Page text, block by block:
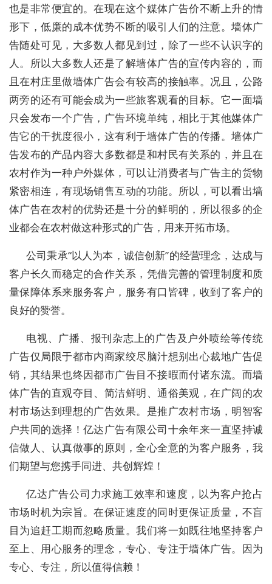
也是非常便宜的。在现在这个媒体广告价不断上升的情
形下，低廉的成本优势不断的吸引人们的注意。墙体广
告随处可见，大多数人都见到过，除了一些不认识字的
人。所以大多数人还是了解墙体广告的宣传内容的，而
且在村庄里做墙体广告会有较高的接触率。况且，公路
两旁的还有可能会成为一些旅客观看的目标。它一面墙
只会发布一个广告，广告环境单纯，相比于其他媒体广
告它的干扰度很小，这有利于墙体广告的传播。墙体广
告发布的产品内容大多数都是和村民有关系的，并且在
农村作为一种户外媒体，可以让消费者与广告主的货物
紧密相连，有现场销售互动的功能。所以，可以看出墙
体广告在农村的优势还是十分的鲜明的，所以很多的企
业都会在农村做这种形式的广告，用来开拓市场。
公司秉承“以人为本，诚信创新”的经营理念，达成与
客户长久而稳定的合作关系，凭借完善的管理制度和质
量保障体系来服务客户，服务有口皆碑，收到了客户的
良好的赞誉。
电视、广播、报刊杂志上的广告及户外喷绘等传统
广告仅局限于都市内商家绞尽脑汁想别出心裁地广告促
销，其结果也终因都市广告目不接暇而付诸东流。而墙
体广告的直观夺目、简洁鲜明、通俗美观，在广阔的农
村市场达到理想的广告效果。是推广农村市场，明智客
户共同的选择！亿达广告有限公司十余年来一直坚持诚
信做人、认真做事的原则，全心全意的为客户服务，我
们期望与您携手同进、共创辉煌！
亿达广告公司力求施工效率和速度，以为客户抢占
市场时机为宗旨。在保证速度的同时更保证质量，不盲
目为追赶工期而忽略质量。我们将一如既往地坚持客户
至上、用心服务的理念，专心、专注于墙体广告。因为
专心、专注，所以值得信赖！